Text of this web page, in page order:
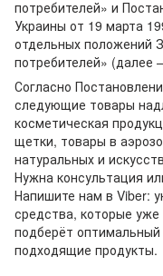
потребителей» и
Украины от 19 марта
отдельных положений
потребителей» (далее
Согласно
следующие товары
косметическая
щетки, товары в
натуральных и
Нужна консультация
Напишите нам в Viber:
средства, которые уже
подберёт
подходящие продукты.